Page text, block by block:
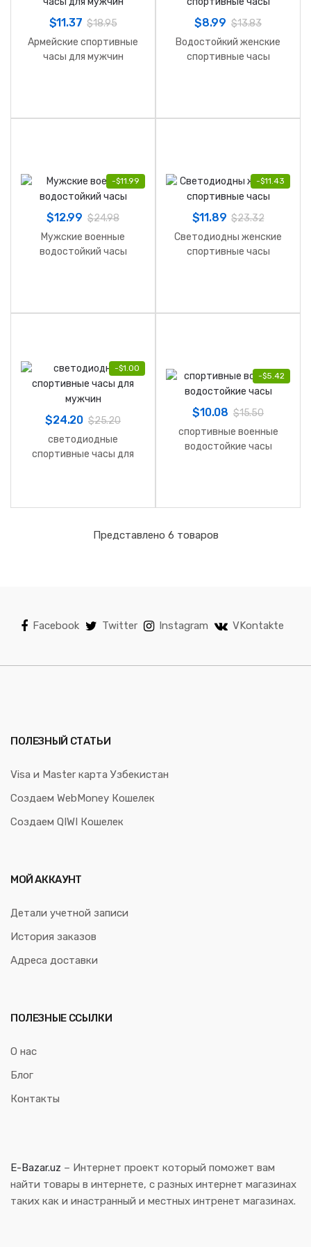
$11.37 $18.95
Армейские спортивные
часы для мужчин
$8.99 $13.83
Водостойкий женские
спортивные часы
-$11.99
$12.99 $24.98
Мужские военные
водостойкий часы
-$11.43
$11.89 $23.32
Светодиодны женские
спортивные часы
-$1.00
$24.20 $25.20
светодиодные
спортивные часы для
-$5.42
$10.08 $15.50
спортивные военные
водостойкие часы
Представлено 6 товаров
Facebook Twitter Instagram VKontakte
ПОЛЕЗНЫЙ СТАТЬИ
Visa и Master карта Узбекистан
Создаем WebMoney Кошелек
Создаем QIWI Кошелек
МОЙ АККАУНТ
Детали учетной записи
История заказов
Адреса доставки
ПОЛЕЗНЫЕ ССЫЛКИ
О нас
Блог
Контакты
E-Bazar.uz – Интернет проект который поможет вам
найти товары в интернете, с разных интернет магазинах
таких как и инастранный и местных интренет магазинах.